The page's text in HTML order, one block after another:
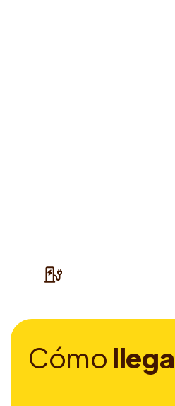
Cómo llega